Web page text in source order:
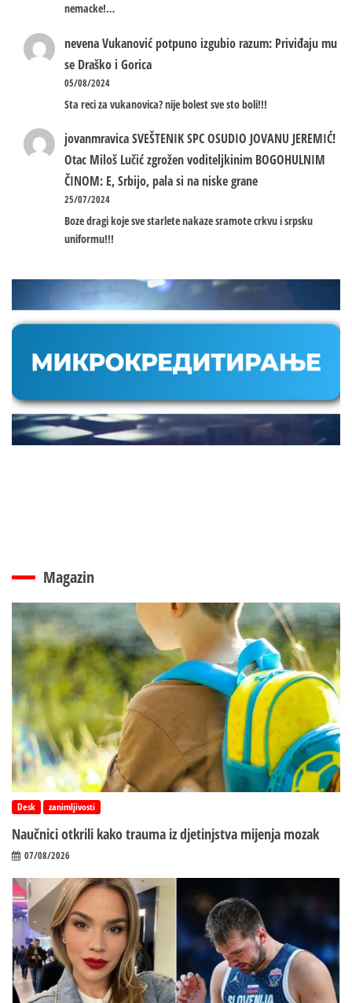
nemacke!…
nevenaVukanović potpuno izgubio razum: Priviđaju mu
se Draško i Gorica
05/08/2024
Sta reci za vukanovica? nije bolest sve sto boli!!!
jovanmravicaSVEŠTENIK SPC OSUDIO JOVANU JEREMIĆ!
Otac Miloš Lučić zgrožen voditeljkinim BOGOHULNIM
ČINOM: E, Srbijo, pala si na niske grane
25/07/2024
Boze dragi koje sve starlete nakaze sramote crkvu i srpsku
uniformu!!!
Magazin
Desk zanimljivosti
Naučnici otkrili kako trauma iz d‌jetinjstva mijenja mozak
07/08/2026